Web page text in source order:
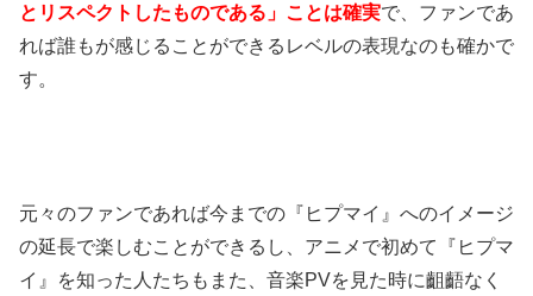
とリスペクトしたものである」ことは確実で、ファンであ
れば誰もが感じることができるレベルの表現なのも確かで
す。
元々のファンであれば今までの『ヒプマイ』へのイメージ
の延長で楽しむことができるし、アニメで初めて『ヒプマ
イ』を知った人たちもまた、音楽PVを見た時に齟齬なく